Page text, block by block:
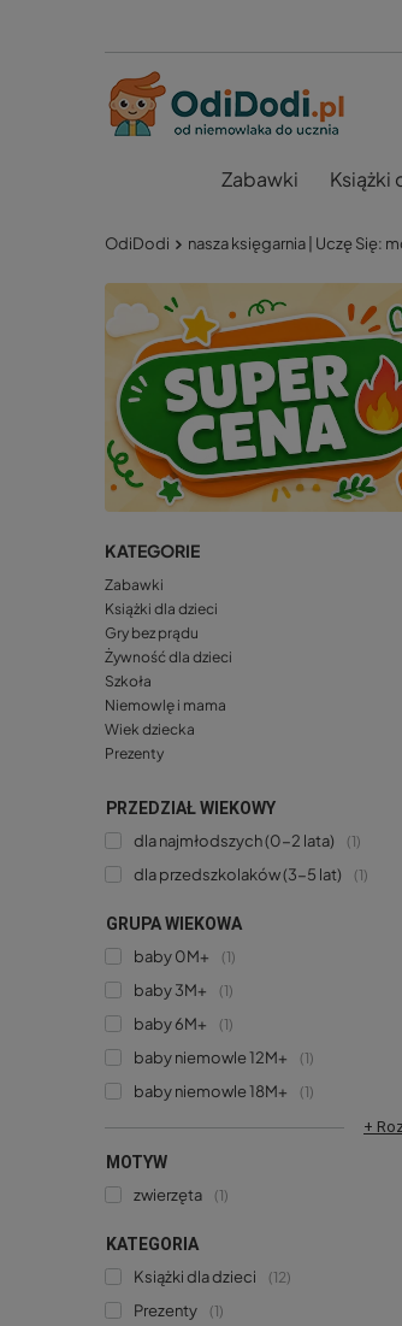
Zabawki Książki
OdiDodi nasza księgarnia | Uczę Się:
KATEGORIE
Zabawki
Książki dla dzieci
Gry bez prądu
Żywność dla dzieci
Szkoła
Niemowlę i mama
Wiek dziecka
Prezenty
PRZEDZIAŁ WIEKOWY
dla najmłodszych (0-2 lata)
1
dla przedszkolaków (3-5 lat) 1
GRUPA WIEKOWA
baby 0M+
1
baby 3M+ 1
baby 6M+ 1
baby niemowle 12M+ 1
baby niemowle 18M+
1
+
MOTYW
zwierzęta
1
KATEGORIA
Książki dla dzieci
12
Prezenty 1